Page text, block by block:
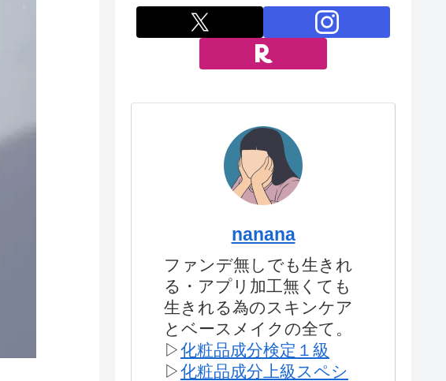
nanana
ファンデ無しでも生きれ
る・アプリ加工無くても
生きれる為のスキンケア
とベースメイクの全て。
▷化粧品成分検定１級
▷化粧品成分上級スペシ